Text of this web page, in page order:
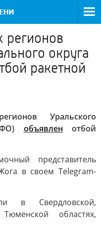
регионов
округа
ракетной
Уральского
объявлен отбой
представитель
в своем Telegram-
в Свердловской,
областях,